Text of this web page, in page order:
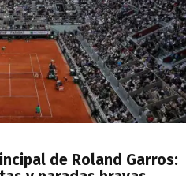
de Roland Garros: